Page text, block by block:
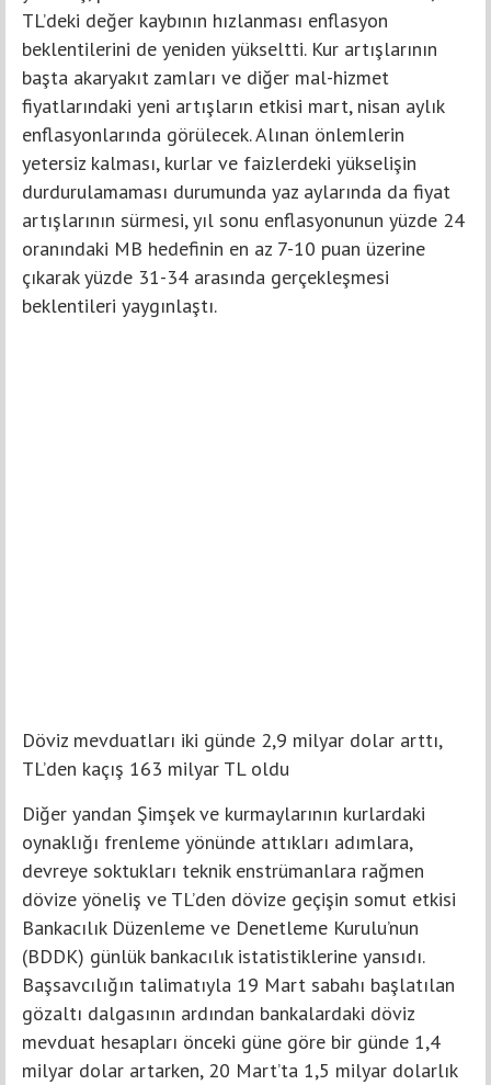
TL’deki değer kaybının hızlanması enflasyon
beklentilerini de yeniden yükseltti. Kur artışlarının
başta akaryakıt zamları ve diğer mal-hizmet
fiyatlarındaki yeni artışların etkisi mart, nisan aylık
enflasyonlarında görülecek. Alınan önlemlerin
yetersiz kalması, kurlar ve faizlerdeki yükselişin
durdurulamaması durumunda yaz aylarında da fiyat
artışlarının sürmesi, yıl sonu enflasyonunun yüzde 24
oranındaki MB hedefinin en az 7-10 puan üzerine
çıkarak yüzde 31-34 arasında gerçekleşmesi
beklentileri yaygınlaştı.
Döviz mevduatları iki günde 2,9 milyar dolar arttı,
TL’den kaçış 163 milyar TL oldu
Diğer yandan Şimşek ve kurmaylarının kurlardaki
oynaklığı frenleme yönünde attıkları adımlara,
devreye soktukları teknik enstrümanlara rağmen
dövize yöneliş ve TL’den dövize geçişin somut etkisi
Bankacılık Düzenleme ve Denetleme Kurulu’nun
(BDDK) günlük bankacılık istatistiklerine yansıdı.
Başsavcılığın talimatıyla 19 Mart sabahı başlatılan
gözaltı dalgasının ardından bankalardaki döviz
mevduat hesapları önceki güne göre bir günde 1,4
milyar dolar artarken, 20 Mart’ta 1,5 milyar dolarlık